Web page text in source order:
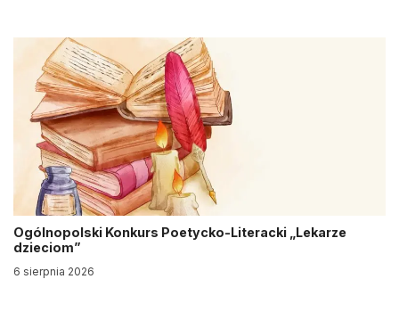
Ogólnopolski Konkurs Poetycko-Literacki „Lekarze
dzieciom”
6 sierpnia 2026